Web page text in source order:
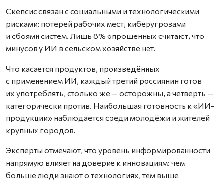
Скепсис связан с социальными и технологическими
рисками: потерей рабочих мест, киберугрозами
и сбоями систем. Лишь 8% опрошенных считают, что
минусов у ИИ в сельском хозяйстве нет.
Что касается продуктов, произведённых
с применением ИИ, каждый третий россиянин готов
их употреблять, столько же — осторожны, а четверть —
категорически против. Наибольшая готовность к «ИИ-
продукции» наблюдается среди молодёжи и жителей
крупных городов.
Эксперты отмечают, что уровень информированности
напрямую влияет на доверие к инновациям: чем
больше люди знают о технологиях, тем выше